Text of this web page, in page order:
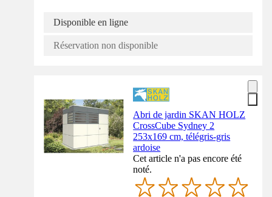
Disponible en ligne
Réservation non disponible
Abri de jardin SKAN HOLZ
CrossCube Sydney 2
253x169 cm, télégris-gris
ardoise
Cet article n'a pas encore été
noté.